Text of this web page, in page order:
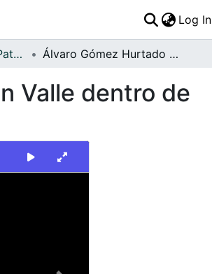
Log In
FFDO - Personajes - Patrimonial Álvaro Gómez Hurtado en el municipio de La Unión Valle dentro de su campaña electoral por la presidencia en 1974
Valle dentro de